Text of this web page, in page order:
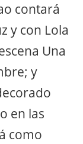
contará
y con Lola
Una
y
en las
como